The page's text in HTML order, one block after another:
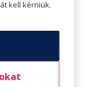
napjainkat
kell kérniük.